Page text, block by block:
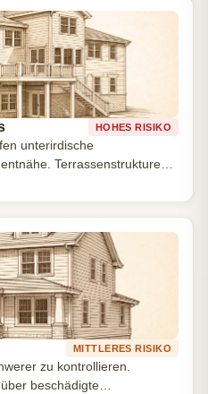
HOHES RISIKO
unterirdische
Terrassenstrukturen
MITTLERES RISIKO
zu kontrollieren.
beschädigte